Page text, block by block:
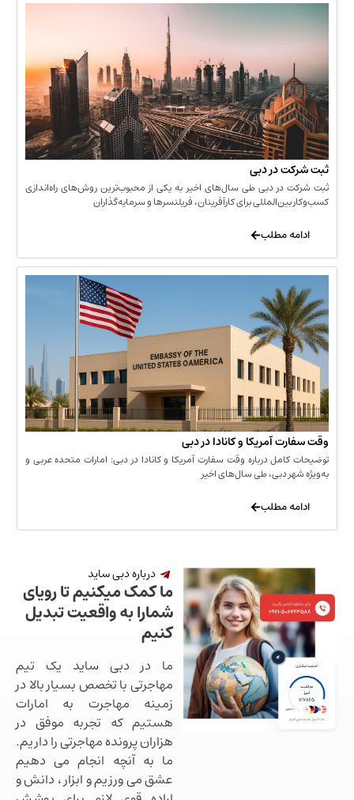
در دبی
دبی طی سال‌های اخیر به یکی از محبوب‌ترین روش‌های راه‌اندازی
برای کارآفرینان، فریلنسرها و سرمایه‌گذاران
آمریکا و کانادا در دبی
درباره وقت سفارت آمریکا و کانادا در دبی: امارات متحده عربی و
دبی، طی سال‌های اخیر
درباره دبی ساید
ما کمک میکنیم تا رویای
شمارا به واقعیت تبدیل
کنیم
ما در دبی ساید یک تیم
مهاجرتی با تخصص بسیار بالا در
زمینه مهاجرت به امارات
هستیم که تجربه موفق در
هزاران پرونده مهاجرتی را داریم.
ما به آنچه انجام می دهیم
عشق می ورزیم و ابزار ، دانش و